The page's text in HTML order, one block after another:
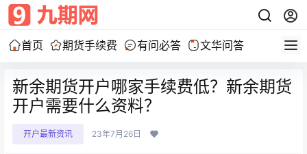
首页 期货手续费 有问必答 文华问答
新余期货开户哪家手续费低？新余期货
开户需要什么资料？
开户最新资讯 23年7月26日